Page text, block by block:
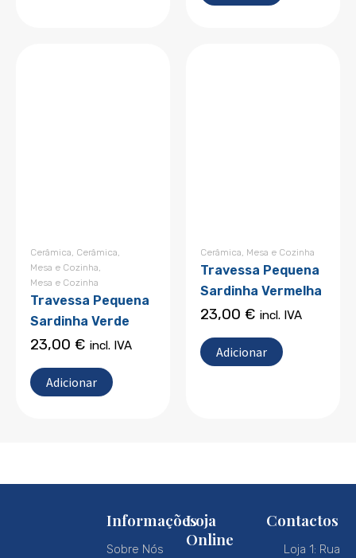
Cerâmica Cerâmica
Mesa e Cozinha
Mesa e Cozinha
Travessa Pequena
Sardinha Verde
23,00 € incl. IVA
Adicionar
Cerâmica Mesa e Cozinha
Travessa Pequena
Sardinha Vermelha
23,00 € incl. IVA
Adicionar
Informações
Sobre Nós
Loja
Online
Contactos
Loja 1: Rua